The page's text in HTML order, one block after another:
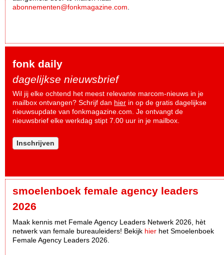
abonnementen@fonkmagazine.com
fonk daily
dagelijkse nieuwsbrief
Wil jij elke ochtend het meest relevante marcom-nieuws in je
mailbox ontvangen? Schrijf dan hier in op de gratis dagelijkse
nieuwsupdate van fonkmagazine.com. Je ontvangt de
nieuwsbrief elke werkdag stipt 7.00 uur in je mailbox.
Inschrijven
smoelenboek female agency leaders
2026
Maak kennis met Female Agency Leaders Netwerk 2026, hèt
netwerk van female bureauleiders! Bekijk hier het Smoelenboek
Female Agency Leaders 2026.